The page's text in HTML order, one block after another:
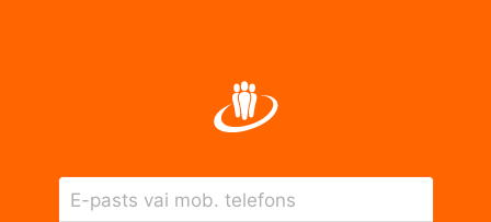
E-pasts vai mob. telefons